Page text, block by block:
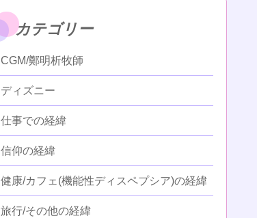
カテゴリー
CGM/鄭明析牧師
ディズニー
仕事での経緯
信仰の経緯
健康/カフェ(機能性ディスペプシア)の経緯
旅行/その他の経緯